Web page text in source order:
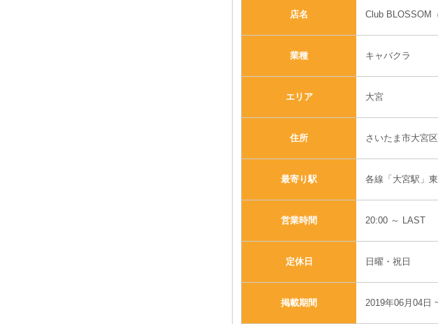
店名 Club BLOSSOM
業種 キャバクラ
エリア 大宮
住所 さいたま市大宮
最寄り駅 各線「大宮駅」
営業時間 20:00 ～ LAST
定休日 日曜・祝日
掲載期間 2019年06月04日